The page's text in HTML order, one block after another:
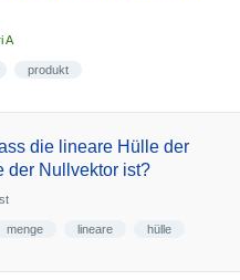
A
produkt
die lineare Hülle der
der Nullvektor ist?
menge lineare hülle